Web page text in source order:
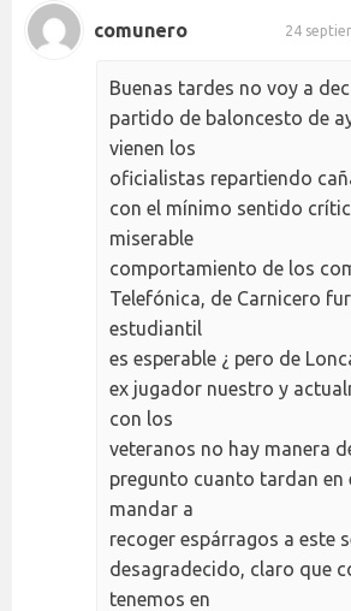
comunero 24
Buenas tardes no voy a
partido de baloncesto de
vienen los
oficialistas repartiendo
con el mínimo sentido
miserable
comportamiento de los
Telefónica, de Carnicero
estudiantil
es esperable ¿ pero de
ex jugador nuestro y
con los
veteranos no hay manera
pregunto cuanto tardan en
mandar a
recoger espárragos a este
desagradecido, claro que
tenemos en